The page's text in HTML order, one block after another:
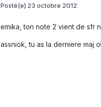
Posté(e) 23 octobre 2012
emika, ton note 2 vient de sfr
assniok, tu as la derniere maj